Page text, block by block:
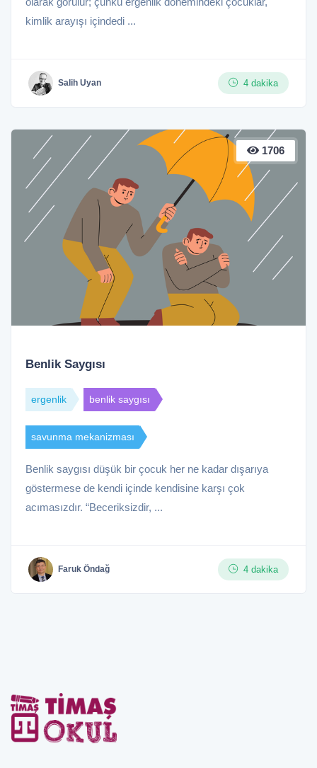
kimlik arayışı içindedi ...
Salih Uyan 4 dakika
1706
Benlik Saygısı
ergenlik benlik saygısı
savunma mekanizması
Benlik saygısı düşük bir çocuk her ne kadar dışarıya
göstermese de kendi içinde kendisine karşı çok
acımasızdır. “Beceriksizdir, ...
Faruk Öndağ 4 dakika